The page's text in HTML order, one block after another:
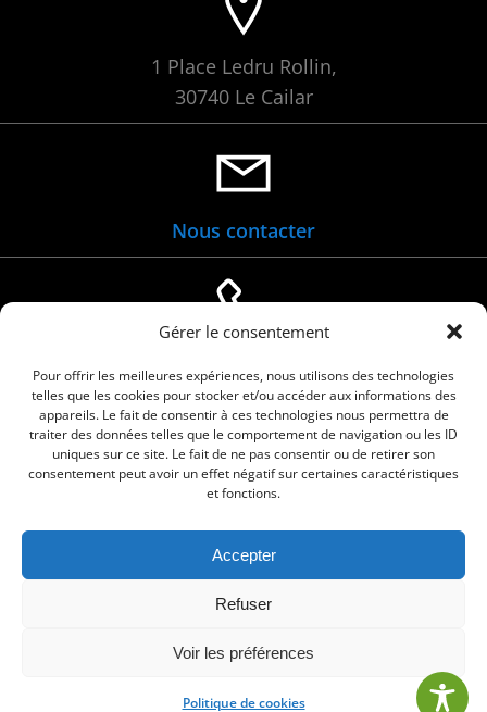
Gérer le consentement
Pour offrir les meilleures expériences, nous utilisons des technologies
telles que les cookies pour stocker et/ou accéder aux informations des
appareils. Le fait de consentir à ces technologies nous permettra de
traiter des données telles que le comportement de navigation ou les ID
uniques sur ce site. Le fait de ne pas consentir ou de retirer son
consentement peut avoir un effet négatif sur certaines caractéristiques
et fonctions.
Accepter
Refuser
Voir les préférences
Politique de cookies
1 Place Ledru Rollin,
30740 Le Cailar
Nous contacter
04 66 88 01 05
© 2026 Commune de Le Cailar. Service proposé
Mentions légales•Politique de cookies